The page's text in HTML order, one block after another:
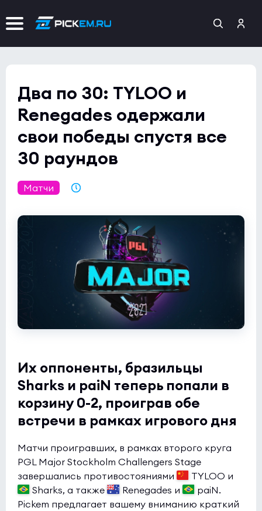
Два по 30: TYLOO и
Renegades одержали
свои победы спустя все
30 раундов
Матчи
Их оппоненты, бразильцы
Sharks и paiN теперь попали в
корзину 0-2, проиграв обе
встречи в рамках игрового дня
Матчи проигравших, в рамках второго круга
PGL Major Stockholm Challengers Stage
завершались противостояниями
TYLOO и
Sharks, а также
Renegades и
paiN.
Pickem предлагает вашему вниманию краткий